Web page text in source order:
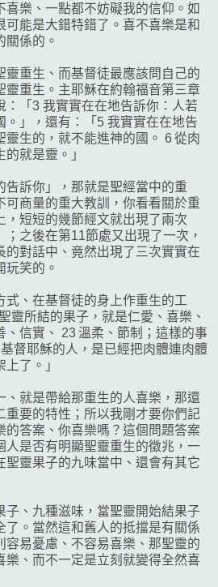
樂、一點都不妨礙我的信仰。如
可能是大錯特錯了。喜不喜樂是和
關係的。
靈重生、而基督徒最應該問自己的
靈重生。主耶穌在約翰福音第三章
：「3 我實實在在地告訴你：人若
。」，還有：「5 我實實在在地告
靈生的，就不能進神的國。 6 從肉
就是靈。」
告訴你」，那就是聖經當中的重
可商量的重大教訓，你看看關於重
，短短的幾節經文就出現了兩次
；之後在第11節處又出現了一次，
的對話中、竟然出現了三次實實在
玩笑的。
式、在基督徒的身上作重生的工
靈所結的果子，就是仁愛、喜樂、
、信實、 23 溫柔、節制；這樣的事
督耶穌的人，是已經把肉體連肉體
了。」
、就是帶給那重生的人喜樂，那還
重要的特性；所以我剛才要你們記
的答案、你喜樂嗎？這個問題答案
人是否有明顯聖靈重生的徵兆，一
聖靈果子的九味當中、還會有其它
子、九種滋味，當聖靈開始結果子
了。當然這和舊人的抵擋是有關係
容易憂慮、不容易喜樂、那聖靈的
樂、而不一定是立刻就變得全然喜